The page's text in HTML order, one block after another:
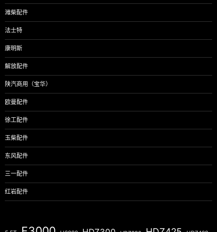
潍柴配件
法士特
康明斯
解放配件
陕汽商用（宝华）
欧曼配件
徐工配件
玉柴配件
东风配件
三一配件
红岩配件